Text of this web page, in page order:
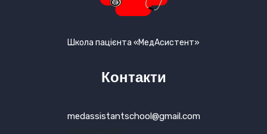
Школа пацієнта «МедАсистент»
Контакти
medassistantschool@gmail.com